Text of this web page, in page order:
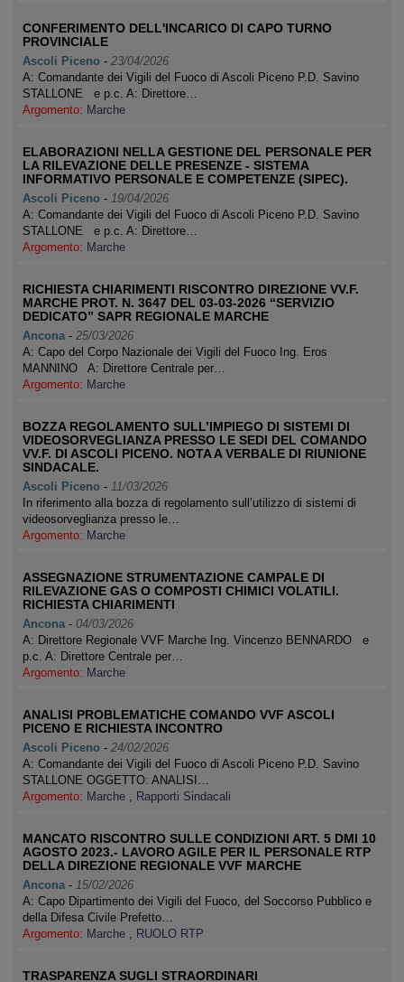
CONFERIMENTO DELL'INCARICO DI CAPO TURNO
PROVINCIALE
Ascoli Piceno - 23/04/2026
A: Comandante dei Vigili del Fuoco di Ascoli Piceno P.D. Savino
STALLONE e p.c. A: Direttore…
Argomento: Marche
ELABORAZIONI NELLA GESTIONE DEL PERSONALE PER
LA RILEVAZIONE DELLE PRESENZE - SISTEMA
INFORMATIVO PERSONALE E COMPETENZE (SIPEC).
Ascoli Piceno - 19/04/2026
A: Comandante dei Vigili del Fuoco di Ascoli Piceno P.D. Savino
STALLONE e p.c. A: Direttore…
Argomento: Marche
RICHIESTA CHIARIMENTI RISCONTRO DIREZIONE VV.F.
MARCHE PROT. N. 3647 DEL 03-03-2026 “SERVIZIO
DEDICATO” SAPR REGIONALE MARCHE
Ancona - 25/03/2026
A: Capo del Corpo Nazionale dei Vigili del Fuoco Ing. Eros
MANNINO A: Direttore Centrale per…
Argomento: Marche
BOZZA REGOLAMENTO SULL’IMPIEGO DI SISTEMI DI
VIDEOSORVEGLIANZA PRESSO LE SEDI DEL COMANDO
VV.F. DI ASCOLI PICENO. NOTA A VERBALE DI RIUNIONE
SINDACALE.
Ascoli Piceno - 11/03/2026
In riferimento alla bozza di regolamento sull’utilizzo di sistemi di
videosorveglianza presso le…
Argomento: Marche
ASSEGNAZIONE STRUMENTAZIONE CAMPALE DI
RILEVAZIONE GAS O COMPOSTI CHIMICI VOLATILI.
RICHIESTA CHIARIMENTI
Ancona - 04/03/2026
A: Direttore Regionale VVF Marche Ing. Vincenzo BENNARDO e
p.c. A: Direttore Centrale per…
Argomento: Marche
ANALISI PROBLEMATICHE COMANDO VVF ASCOLI
PICENO E RICHIESTA INCONTRO
Ascoli Piceno - 24/02/2026
A: Comandante dei Vigili del Fuoco di Ascoli Piceno P.D. Savino
STALLONE OGGETTO: ANALISI…
Argomento: Marche , Rapporti Sindacali
MANCATO RISCONTRO SULLE CONDIZIONI ART. 5 DMI 10
AGOSTO 2023.- LAVORO AGILE PER IL PERSONALE RTP
DELLA DIREZIONE REGIONALE VVF MARCHE
Ancona - 15/02/2026
A: Capo Dipartimento dei Vigili del Fuoco, del Soccorso Pubblico e
della Difesa Civile Prefetto…
Argomento: Marche , RUOLO RTP
TRASPARENZA SUGLI STRAORDINARI